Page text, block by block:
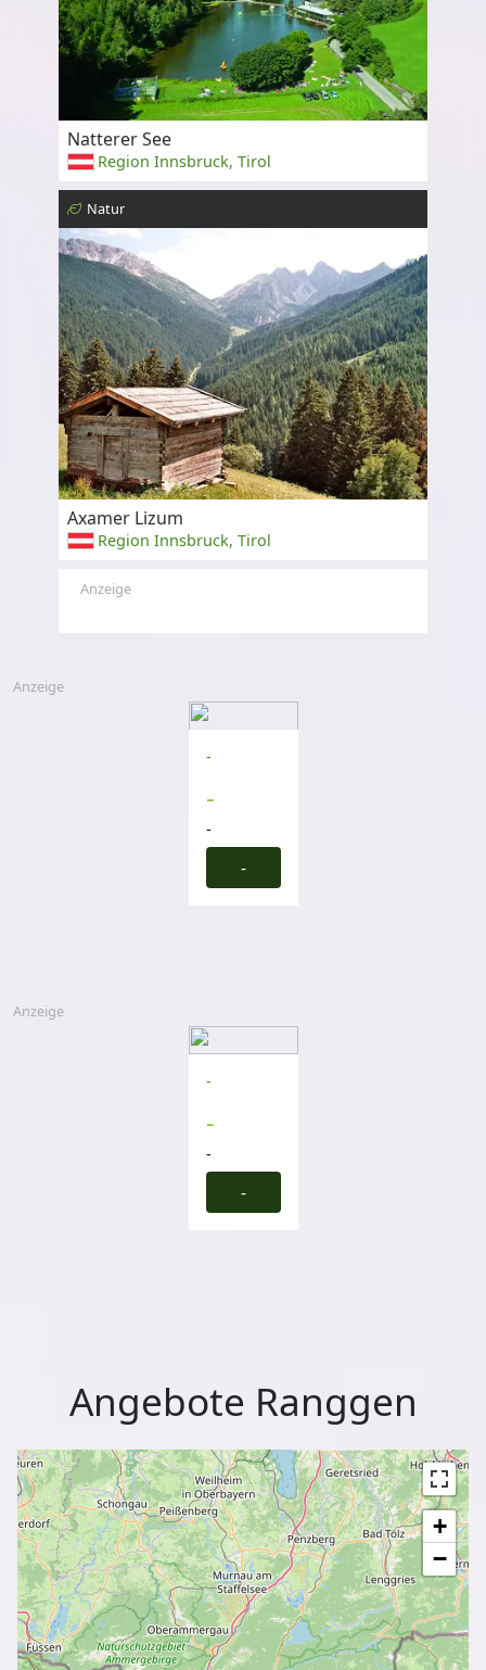
Natterer See
Region Innsbruck, Tirol
Natur
Axamer Lizum
Region Innsbruck, Tirol
Anzeige
Anzeige
-
-
-
-
Anzeige
-
-
-
-
Angebote Ranggen
+
−